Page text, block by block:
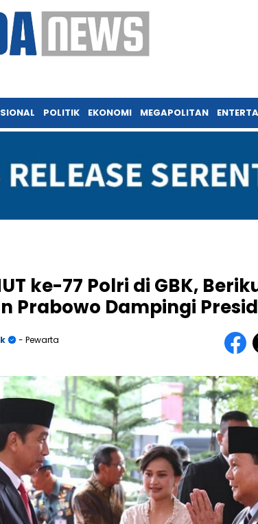
POLITIK EKONOMI MEGAPOLITAN
ke-77 Polri di GBK,
Prabowo Dampingi
- Pewarta